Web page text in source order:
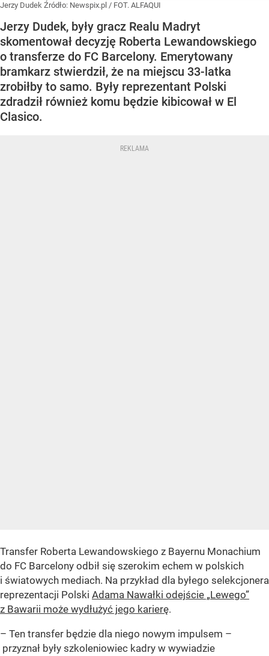
Jerzy Dudek Źródło: Newspix.pl / FOT. ALFAQUI
Jerzy Dudek, były gracz Realu Madryt
skomentował decyzję Roberta Lewandowskiego
o transferze do FC Barcelony. Emerytowany
bramkarz stwierdził, że na miejscu 33-latka
zrobiłby to samo. Były reprezentant Polski
zdradził również komu będzie kibicował w El
Clasico.
Transfer Roberta Lewandowskiego z Bayernu Monachium
do FC Barcelony odbił się szerokim echem w polskich
i światowych mediach. Na przykład dla byłego selekcjonera
reprezentacji Polski Adama Nawałki odejście „Lewego”
z Bawarii może wydłużyć jego karierę.
– Ten transfer będzie dla niego nowym impulsem –
przyznał były szkoleniowiec kadry w wywiadzie